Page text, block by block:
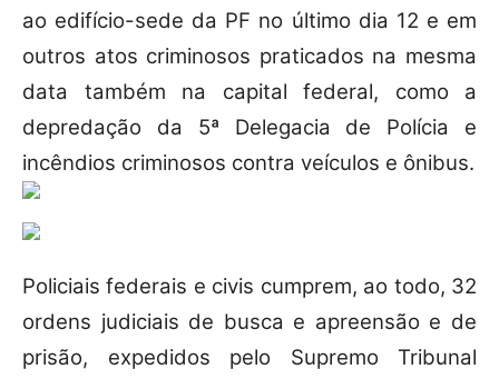
ao edifício-sede da PF no último dia 12 e em
outros atos criminosos praticados na mesma
data também na capital federal, como a
depredação da 5ª Delegacia de Polícia e
incêndios criminosos contra veículos e ônibus.
Policiais federais e civis cumprem, ao todo, 32
ordens judiciais de busca e apreensão e de
prisão, expedidos pelo Supremo Tribunal